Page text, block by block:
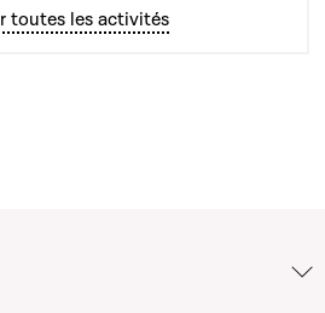
toutes les activités